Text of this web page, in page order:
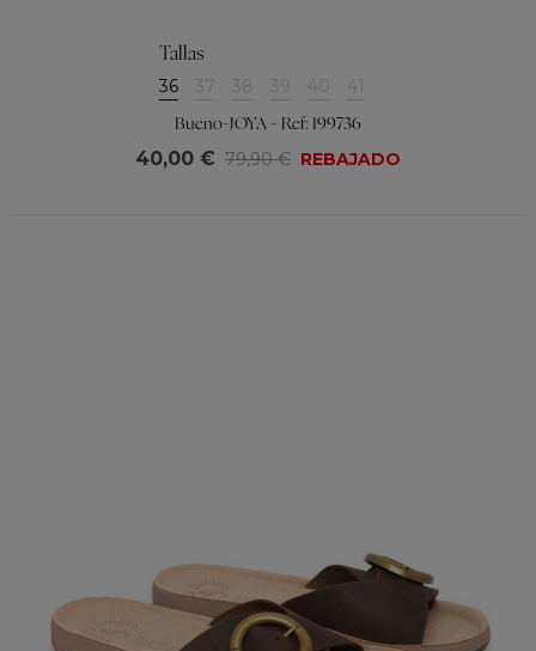
Tallas
36 37 38 39 40 41
Bueno-JOYA - Ref: 199736
40,00 € 79,90 € REBAJADO